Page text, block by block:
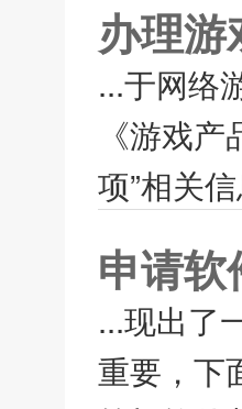
办理
...于网络
《游戏
项”相关
申请
...现出了
重要，下